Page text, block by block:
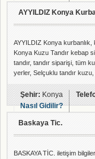
AYYILDIZ Konya
AYYILDIZ Konya
Konya Kuzu Tandır kebap
tandır, tandır siparişi, tüm
yerler, Selçuklu tandır
koyun, konya kurbanlık
şükür kurbanlık, kurbanlık
Şehir:Konya
Nasıl Gidilir?
Baskaya Tic.
BASKAYA TİC. iletişim